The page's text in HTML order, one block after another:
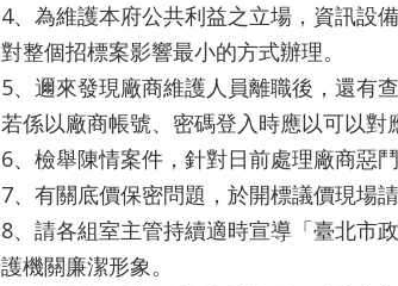
4、為維護本府公共利益之立場，資訊設
對整個招標案影響最小的方式辦理。
5、邇來發現廠商維護人員離職後，還有
若係以廠商帳號、密碼登入時應以可以對
6、檢舉陳情案件，針對日前處理廠商惡
7、有關底價保密問題，於開標議價現場
8、請各組室主管持續適時宣導「臺北市
護機關廉潔形象。